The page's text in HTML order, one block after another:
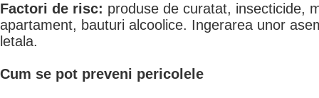
Factori de risc: produse de curatat, insecticide,
apartament, bauturi alcoolice. Ingerarea unor
letala.
Cum se pot preveni pericolele